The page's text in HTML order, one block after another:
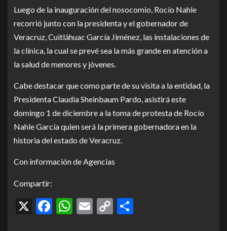
Luego de la inauguración del nosocomio, Rocío Nahle
recorrió junto con la presidenta y el gobernador de
Veracruz, Cuitláhuac García Jiménez, las instalaciones de
la clínica, la cual se prevé sea la más grande en atención a
la salud de menores y jóvenes.
Cabe destacar que como parte de su visita a la entidad, la
Presidenta Claudia Sheinbaum Pardo, asistirá este
domingo 1 de diciembre a la toma de protesta de Rocío
Nahle García quien será la primera gobernadora en la
historia del estado de Veracruz.
Con información de Agencias
Compartir:
X Facebook
WhatsApp
Email
Copy